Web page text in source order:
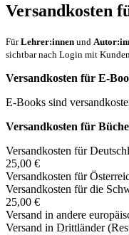
Versandkosten
FürLehrer:innen und
sichtbar nach Login mit
Versandkosten für E-
E-Books sind
Versandkosten für
Versandkosten für
25,00 €
Versandkosten für
Versandkosten für die
25,00 €
Versand in andere
Versand in Drittländer